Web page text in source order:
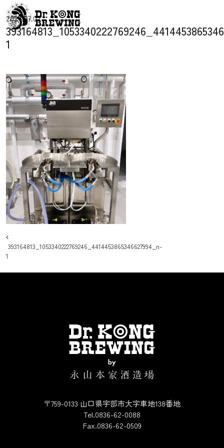
コンテンツへスキップ
メインナビゲーション
2024.07.02
1
投稿ナビゲーション
393164813_1053340222769246_4414453865346627994_n-
1
〒759-0133 山口県宇部市大字車地138番地
Tel.0836-62-0088
Fax.0836-62-0509